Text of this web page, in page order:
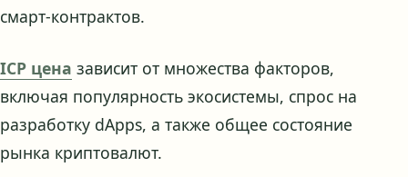
смарт-контрактов.
ICP цена зависит от множества факторов,
включая популярность экосистемы, спрос на
разработку dApps, а также общее состояние
рынка криптовалют.